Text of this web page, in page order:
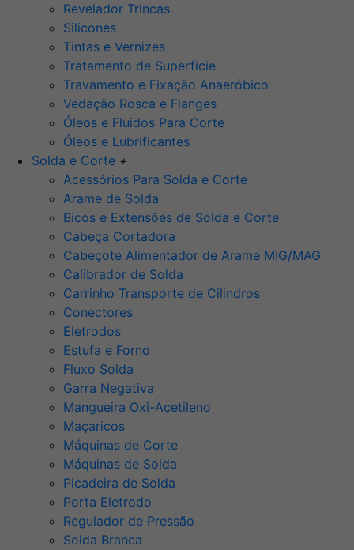
Revelador Trincas
Silicones
Tintas e Vernizes
Tratamento de Superfície
Travamento e Fixação Anaeróbico
Vedação Rosca e Flanges
Óleos e Fluidos Para Corte
Óleos e Lubrificantes
Solda e Corte +
Acessórios Para Solda e Corte
Arame de Solda
Bicos e Extensões de Solda e Corte
Cabeça Cortadora
Cabeçote Alimentador de Arame MIG/MAG
Calibrador de Solda
Carrinho Transporte de Cilindros
Conectores
Eletrodos
Estufa e Forno
Fluxo Solda
Garra Negativa
Mangueira Oxi-Acetileno
Maçaricos
Máquinas de Corte
Máquinas de Solda
Picadeira de Solda
Porta Eletrodo
Regulador de Pressão
Solda Branca